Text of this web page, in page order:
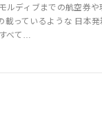
ルディブまでの航空券
載っているような 日本
べて…